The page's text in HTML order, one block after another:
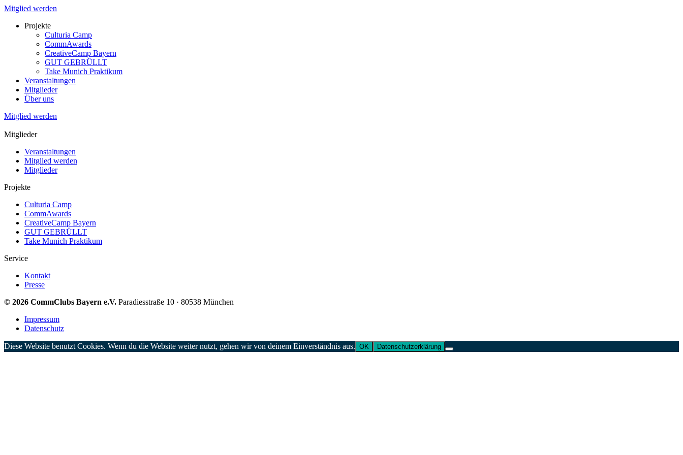
Mitglied werden
Projekte
Culturia Camp
CommAwards
CreativeCamp Bayern
GUT GEBRÜLLT
Take Munich Praktikum
Veranstaltungen
Mitglieder
Über uns
Mitglied werden
Mitglieder
Veranstaltungen
Mitglied werden
Mitglieder
Projekte
Culturia Camp
CommAwards
CreativeCamp Bayern
GUT GEBRÜLLT
Take Munich Praktikum
Service
Kontakt
Presse
© 2026 CommClubs Bayern e.V. Paradiesstraße 10 · 80538 München
Impressum
Datenschutz
Diese Website benutzt Cookies. Wenn du die Website weiter nutzt, gehen wir von deinem Einverständnis aus. OK Datenschutzerklärung